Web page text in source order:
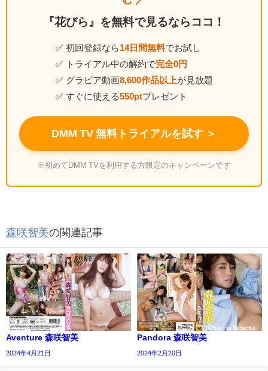
『花びら』を無料で見るならココ！
✅ 初回登録なら 14日間無料でお試し
✅ トライアル中の解約で完全0円
✅ グラビア動画8,600作品以上が見放題
✅ すぐに使える550ptプレゼント
DMM TV 無料トライアルを試す ＞
※初めてDMM TVを利用する方限定のキャンペーンです
森咲智美の関連記事
Aventure 森咲智美
2024年4月21日
Pandora 森咲智美
2024年2月20日